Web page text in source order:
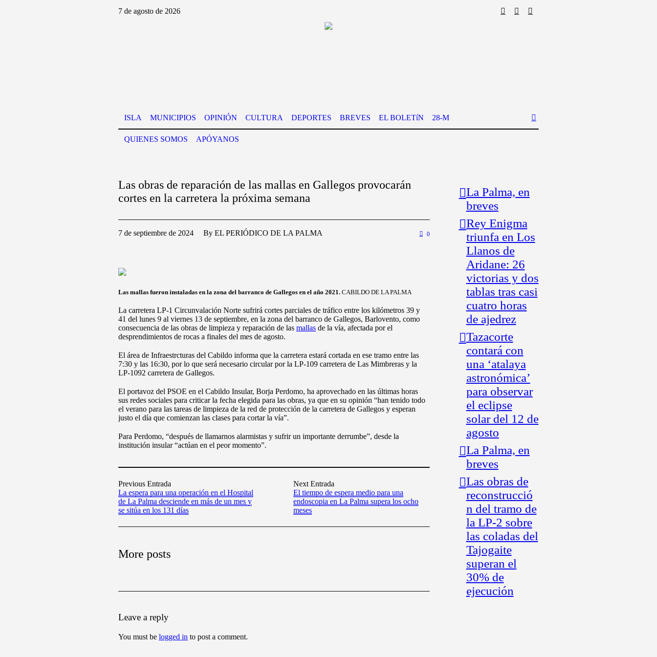
7 de agosto de 2026
ISLA MUNICIPIOS OPINIÓN CULTURA DEPORTES BREVES EL BOLETíN 28-M
QUIENES SOMOS APÓYANOS
Las obras de reparación de las mallas en Gallegos provocarán
cortes en la carretera la próxima semana
7 de septiembre de 2024 By EL PERIÓDICO DE LA PALMA 0
Las mallas fueron instaladas en la zona del barranco de Gallegos en el año 2021. CABILDO DE LA PALMA
La carretera LP-1 Circunvalación Norte sufrirá cortes parciales de tráfico entre los kilómetros 39 y
41 del lunes 9 al viernes 13 de septiembre, en la zona del barranco de Gallegos, Barlovento, como
consecuencia de las obras de limpieza y reparación de las mallas de la vía, afectada por el
desprendimientos de rocas a finales del mes de agosto.
El área de Infraestrcturas del Cabildo informa que la carretera estará cortada en ese tramo entre las
7:30 y las 16:30, por lo que será necesario circular por la LP-109 carretera de Las Mimbreras y la
LP-1092 carretera de Gallegos.
El portavoz del PSOE en el Cabildo Insular, Borja Perdomo, ha aprovechado en las últimas horas
sus redes sociales para criticar la fecha elegida para las obras, ya que en su opinión “han tenido todo
el verano para las tareas de limpieza de la red de protección de la carretera de Gallegos y esperan
justo el día que comienzan las clases para cortar la vía”.
Para Perdomo, “después de llamarnos alarmistas y sufrir un importante derrumbe”, desde la
institución insular “actúan en el peor momento”.
Previous Entrada
La espera para una operación en el Hospital
de La Palma desciende en más de un mes y
se sitúa en los 131 días
Next Entrada
El tiempo de espera medio para una
endoscopia en La Palma supera los ocho
meses
More posts
Leave a reply
You must be logged in to post a comment.
La Palma, en
breves
Rey Enigma
triunfa en Los
Llanos de
Aridane: 26
victorias y dos
tablas tras casi
cuatro horas
de ajedrez
Tazacorte
contará con
una ‘atalaya
astronómica’
para observar
el eclipse
solar del 12 de
agosto
La Palma, en
breves
Las obras de
reconstrucció
n del tramo de
la LP-2 sobre
las coladas del
Tajogaite
superan el
30% de
ejecución